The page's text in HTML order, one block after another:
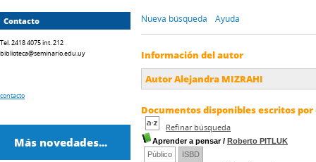
Nueva búsqueda Ayuda
Información del autor
Autor Alejandra MIZRAHI
Documentos disponibles escritos
Refinar búsqueda
Aprender a pensar/ Roberto PITLUK
Público
ISBD
Contacto
Tel. 2418 4075 int. 212
biblioteca@seminario.edu.uy
contacto
Más novedades...